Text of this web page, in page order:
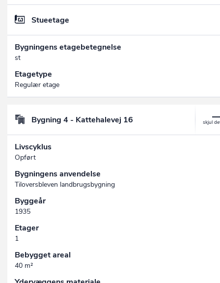
Stueetage
Bygningens etagebetegnelse
st
Etagetype
Regulær etage
Bygning 4 - Kattehalevej 16
Livscyklus
Opført
Bygningens anvendelse
Tiloversbleven landbrugsbygning
Byggeår
1935
Etager
1
Bebygget areal
40 m²